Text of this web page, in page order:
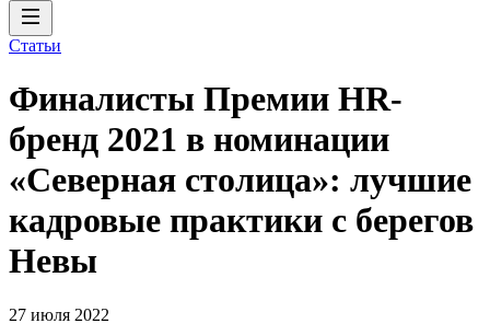
Статьи
Финалисты Премии HR-
бренд 2021 в номинации
«Северная столица»: лучшие
кадровые практики с берегов
Невы
27 июля 2022